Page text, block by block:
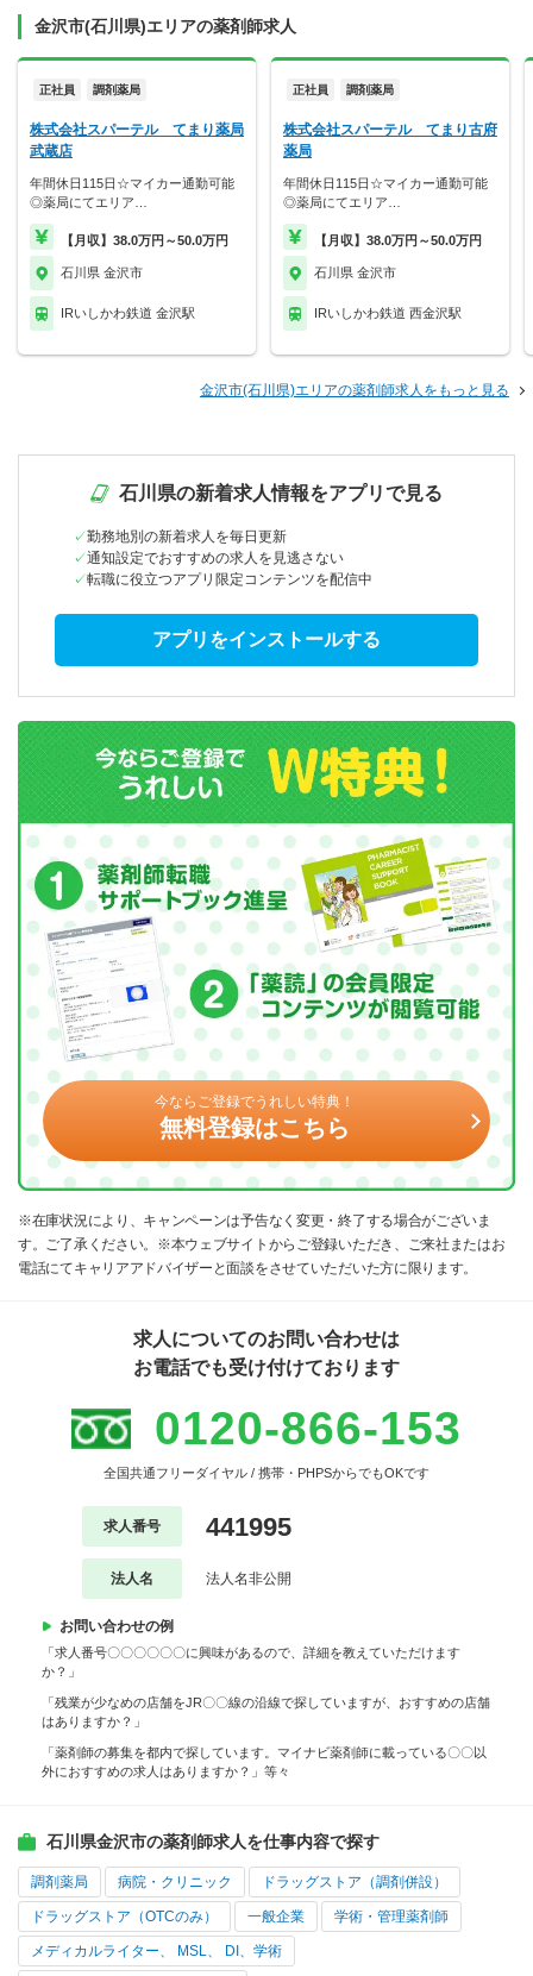
金沢市(石川県)エリアの薬剤師求人
正社員 調剤薬局
株式会社スパーテル てまり薬局
武蔵店
年間休日115日☆マイカー通勤可能
◎薬局にてエリア…
【月収】38.0万円～50.0万円
石川県 金沢市
IRいしかわ鉄道 金沢駅
正社員 調剤薬局
株式会社スパーテル てまり古府
薬局
年間休日115日☆マイカー通勤可能
◎薬局にてエリア…
【月収】38.0万円～50.0万円
石川県 金沢市
IRいしかわ鉄道 西金沢駅
金沢市(石川県)エリアの薬剤師求人をもっと見る
石川県の新着求人情報をアプリで見る
勤務地別の新着求人を毎日更新
通知設定でおすすめの求人を見逃さない
転職に役立つアプリ限定コンテンツを配信中
アプリをインストールする
今ならご登録でうれしい特典！
無料登録はこちら
※在庫状況により、キャンペーンは予告なく変更・終了する場合がございま
す。ご了承ください。※本ウェブサイトからご登録いただき、ご来社またはお
電話にてキャリアアドバイザーと面談をさせていただいた方に限ります。
求人についてのお問い合わせは
お電話でも受け付けております
0120-866-153
全国共通フリーダイヤル / 携帯・PHPSからでもOKです
求人番号 441995
法人名 法人名非公開
お問い合わせの例
「求人番号〇〇〇〇〇〇に興味があるので、詳細を教えていただけます
か？」
「残業が少なめの店舗をJR〇〇線の沿線で探していますが、おすすめの店舗
はありますか？」
「薬剤師の募集を都内で探しています。マイナビ薬剤師に載っている〇〇以
外におすすめの求人はありますか？」等々
石川県金沢市の薬剤師求人を仕事内容で探す
調剤薬局 病院・クリニック ドラッグストア（調剤併設）
ドラッグストア（OTCのみ） 一般企業 学術・管理薬剤師
メディカルライター、 MSL、 DI、学術